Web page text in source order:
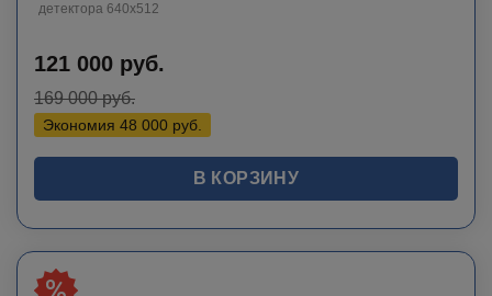
детектора 640х512
121 000 руб.
169 000руб.
Экономия 48 000 руб.
В КОРЗИНУ